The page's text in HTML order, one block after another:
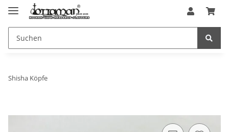
Shisha Köpfe